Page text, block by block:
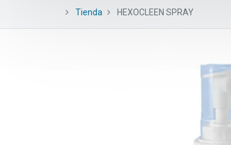
Tienda HEXOCLEEN SPRAY